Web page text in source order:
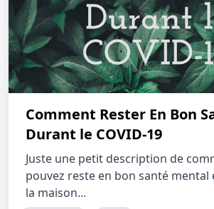
Comment Rester En Bon
Durant le COVID-19
Juste une petit description de
pouvez reste en bon santé mental
la maison...